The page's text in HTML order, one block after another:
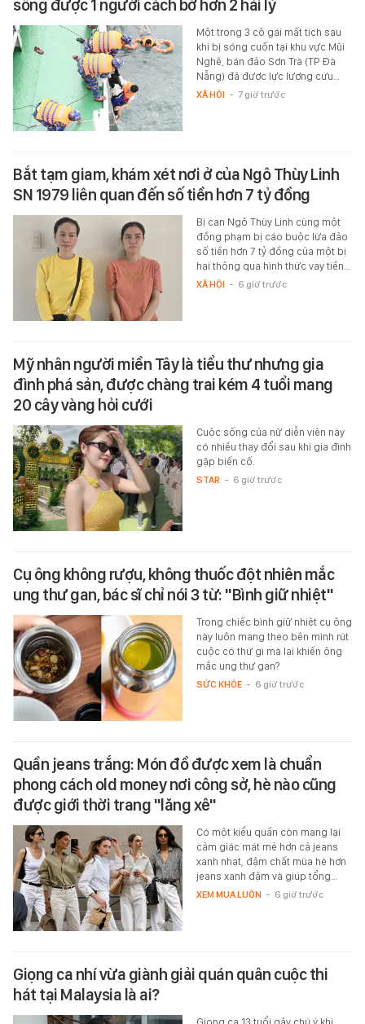
sống được 1 người cách bờ hơn 2 hải lý
Một trong 3 cô gái mất tích sau
khi bị sóng cuốn tại khu vực Mũi
Nghê, bán đảo Sơn Trà (TP Đà
Nẵng) đã được lực lượng cứu…
XÃ HỘI - 7 giờ trước
Bắt tạm giam, khám xét nơi ở của Ngô Thùy Linh
SN 1979 liên quan đến số tiền hơn 7 tỷ đồng
Bị can Ngô Thùy Linh cùng một
đồng phạm bị cáo buộc lừa đảo
số tiền hơn 7 tỷ đồng của một bị
hại thông qua hình thức vay tiền…
XÃ HỘI - 6 giờ trước
Mỹ nhân người miền Tây là tiểu thư nhưng gia
đình phá sản, được chàng trai kém 4 tuổi mang
20 cây vàng hỏi cưới
Cuộc sống của nữ diễn viên này
có nhiều thay đổi sau khi gia đình
gặp biến cố.
STAR - 6 giờ trước
Cụ ông không rượu, không thuốc đột nhiên mắc
ung thư gan, bác sĩ chỉ nói 3 từ: "Bình giữ nhiệt"
Trong chiếc bình giữ nhiệt cụ ông
này luôn mang theo bên mình rút
cuộc có thứ gì mà lại khiến ông
mắc ung thư gan?
SỨC KHỎE - 6 giờ trước
Quần jeans trắng: Món đồ được xem là chuẩn
phong cách old money nơi công sở, hè nào cũng
được giới thời trang "lăng xê"
Có một kiểu quần còn mang lại
cảm giác mát mẻ hơn cả jeans
xanh nhạt, đậm chất mùa hè hơn
jeans xanh đậm và giúp tổng…
XEM MUA LUÔN - 6 giờ trước
Giọng ca nhí vừa giành giải quán quân cuộc thi
hát tại Malaysia là ai?